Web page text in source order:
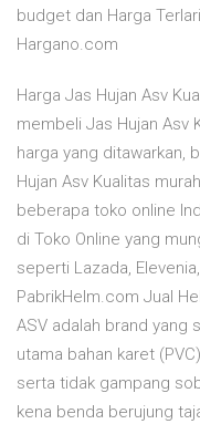
budget dan Harga
Hargano.com
Harga Jas Hujan Asv
membeli Jas Hujan Asv
harga yang ditawarkan,
Hujan Asv Kualitas
beberapa toko online
di Toko Online yang
seperti Lazada,
PabrikHelm.com Jual
ASV adalah brand yang
utama bahan karet
serta tidak gampang
kena benda berujung